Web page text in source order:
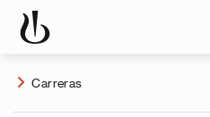
Carreras